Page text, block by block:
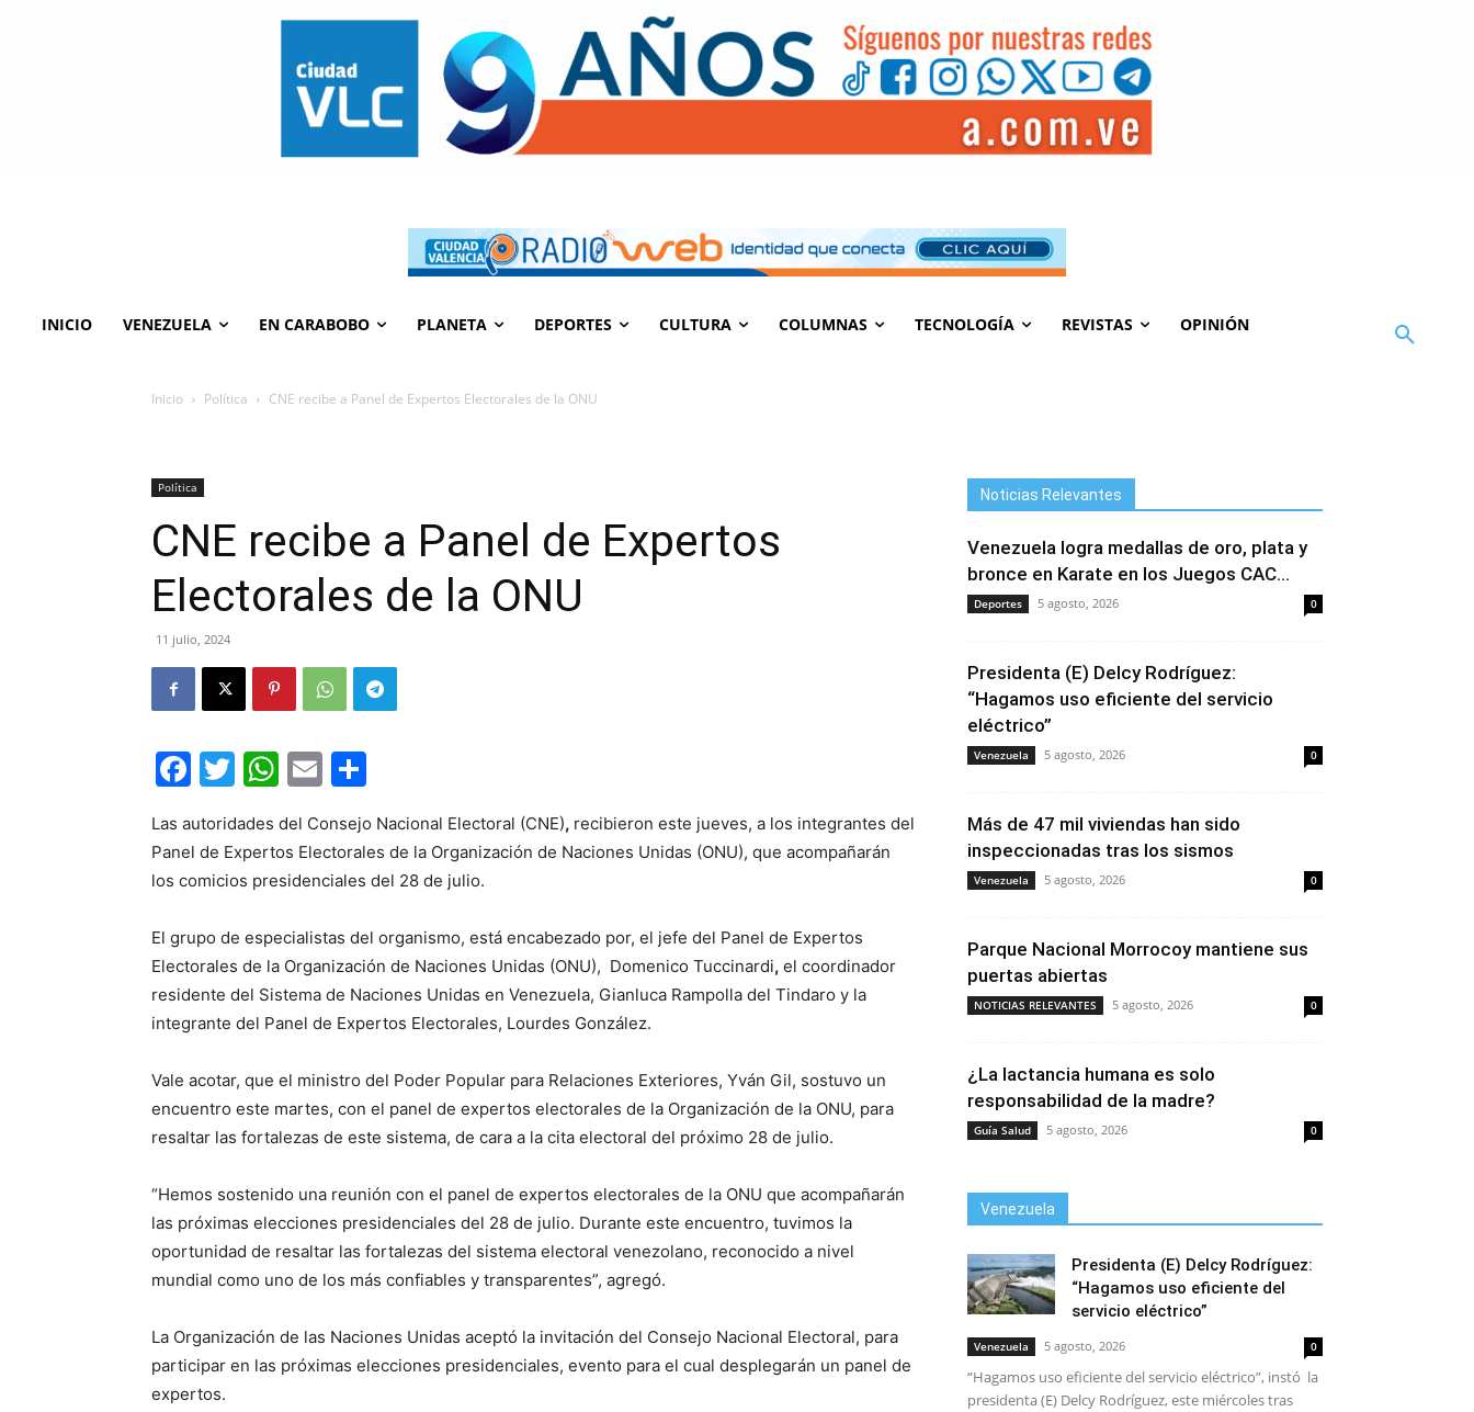
INICIO VENEZUELA EN CARABOBO PLANETA DEPORTES CULTURA COLUMNAS TECNOLOGÍA REVISTAS OPINIÓN
Inicio Política CNE recibe a Panel de Expertos Electorales de la ONU
Política
CNE recibe a Panel de Expertos
Electorales de la ONU
11 julio, 2024
Facebook
Twitter
WhatsApp
Email
Las autoridades del Consejo Nacional Electoral (CNE), recibieron este jueves, a los integrantes del
Panel de Expertos Electorales de la Organización de Naciones Unidas (ONU), que acompañarán
los comicios presidenciales del 28 de julio.
El grupo de especialistas del organismo, está encabezado por, el jefe del Panel de Expertos
Electorales de la Organización de Naciones Unidas (ONU), Domenico Tuccinardi, el coordinador
residente del Sistema de Naciones Unidas en Venezuela, Gianluca Rampolla del Tindaro y la
integrante del Panel de Expertos Electorales, Lourdes González.
Vale acotar, que el ministro del Poder Popular para Relaciones Exteriores, Yván Gil, sostuvo un
encuentro este martes, con el panel de expertos electorales de la Organización de la ONU, para
resaltar las fortalezas de este sistema, de cara a la cita electoral del próximo 28 de julio.
“Hemos sostenido una reunión con el panel de expertos electorales de la ONU que acompañarán
las próximas elecciones presidenciales del 28 de julio. Durante este encuentro, tuvimos la
oportunidad de resaltar las fortalezas del sistema electoral venezolano, reconocido a nivel
mundial como uno de los más confiables y transparentes”, agregó.
La Organización de las Naciones Unidas aceptó la invitación del Consejo Nacional Electoral, para
participar en las próximas elecciones presidenciales, evento para el cual desplegarán un panel de
expertos.
Noticias Relevantes
Venezuela logra medallas de oro, plata y
bronce en Karate en los Juegos CAC...
Deportes 5 agosto, 2026 0
Presidenta (E) Delcy Rodríguez:
“Hagamos uso eficiente del servicio
eléctrico”
Venezuela 5 agosto, 2026 0
Más de 47 mil viviendas han sido
inspeccionadas tras los sismos
Venezuela 5 agosto, 2026 0
Parque Nacional Morrocoy mantiene sus
puertas abiertas
NOTICIAS RELEVANTES 5 agosto, 2026 0
¿La lactancia humana es solo
responsabilidad de la madre?
Guía Salud 5 agosto, 2026 0
Venezuela
Presidenta (E) Delcy Rodríguez:
“Hagamos uso eficiente del
servicio eléctrico”
Venezuela 5 agosto, 2026 0
“Hagamos uso eficiente del servicio eléctrico”, instó la
presidenta (E) Delcy Rodríguez, este miércoles tras